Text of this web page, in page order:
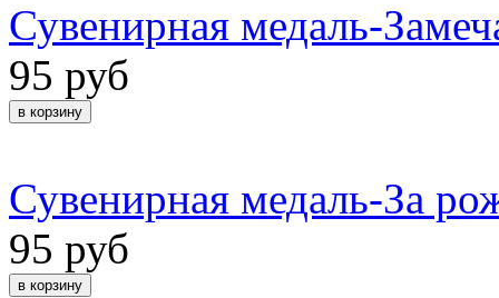
Сувенирная медаль-
95 руб
Сувенирная медаль-За
95 руб